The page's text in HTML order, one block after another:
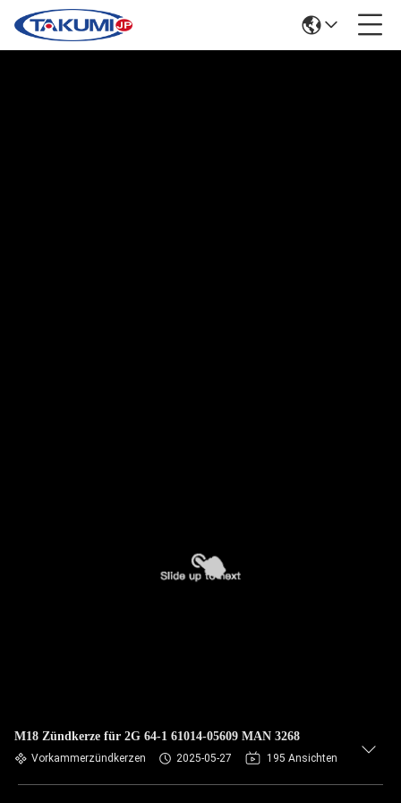
M18 Zündkerze für 2G 64-1 61014-05609 MAN 3268
Vorkammerzündkerzen 2025-05-27 195 Ansichten